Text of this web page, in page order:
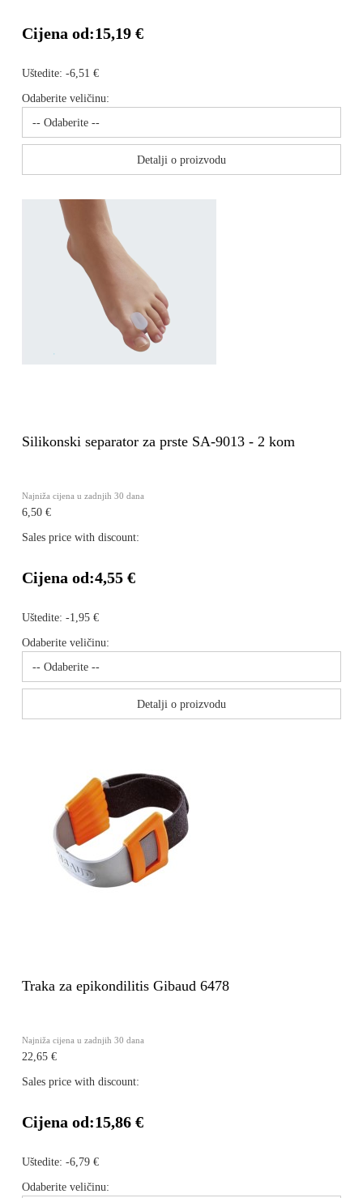
Cijena od:15,19 €
Uštedite: -6,51 €
Odaberite veličinu:
Detalji o proizvodu
Silikonski separator za prste SA-9013 - 2 kom
Najniža cijena u zadnjih 30 dana
6,50 €
Sales price with discount:
Cijena od:4,55 €
Uštedite: -1,95 €
Odaberite veličinu:
Detalji o proizvodu
Traka za epikondilitis Gibaud 6478
Najniža cijena u zadnjih 30 dana
22,65 €
Sales price with discount:
Cijena od:15,86 €
Uštedite: -6,79 €
Odaberite veličinu: